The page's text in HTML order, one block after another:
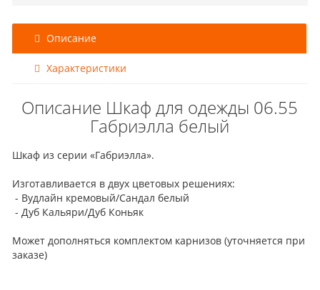
Описание
Характеристики
Описание Шкаф для одежды 06.55
Габриэлла белый
Шкаф из серии «Габриэлла».
Изготавливается в двух цветовых решениях:
- Вудлайн кремовый/Сандал белый
- Дуб Кальяри/Дуб Коньяк
Может дополняться комплектом карнизов (уточняется при
заказе)